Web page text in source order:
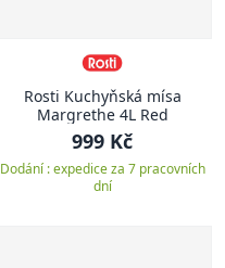
Rosti Kuchyňská mísa
Margrethe 4L Red
999 Kč
Dodání : expedice za 7 pracovních
dní